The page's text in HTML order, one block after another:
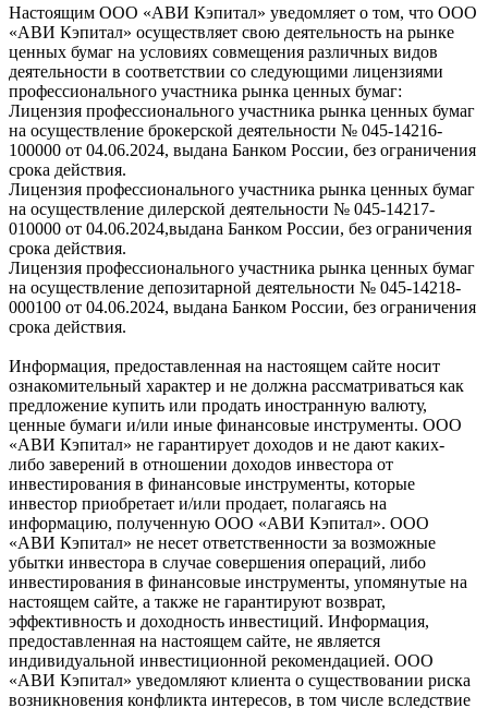
Настоящим ООО «АВИ Кэпитал» уведомляет о том, что ООО
«АВИ Кэпитал» осуществляет свою деятельность на рынке
ценных бумаг на условиях совмещения различных видов
деятельности в соответствии со следующими лицензиями
профессионального участника рынка ценных бумаг:
Лицензия профессионального участника рынка ценных бумаг
на осуществление брокерской деятельности № 045-14216-
100000 от 04.06.2024, выдана Банком России, без ограничения
срока действия.
Лицензия профессионального участника рынка ценных бумаг
на осуществление дилерской деятельности № 045-14217-
010000 от 04.06.2024,выдана Банком России, без ограничения
срока действия.
Лицензия профессионального участника рынка ценных бумаг
на осуществление депозитарной деятельности № 045-14218-
000100 от 04.06.2024, выдана Банком России, без ограничения
срока действия.
Информация, предоставленная на настоящем сайте носит
ознакомительный характер и не должна рассматриваться как
предложение купить или продать иностранную валюту,
ценные бумаги и/или иные финансовые инструменты. ООО
«АВИ Кэпитал» не гарантирует доходов и не дают каких-
либо заверений в отношении доходов инвестора от
инвестирования в финансовые инструменты, которые
инвестор приобретает и/или продает, полагаясь на
информацию, полученную ООО «АВИ Кэпитал». ООО
«АВИ Кэпитал» не несет ответственности за возможные
убытки инвестора в случае совершения операций, либо
инвестирования в финансовые инструменты, упомянутые на
настоящем сайте, а также не гарантируют возврат,
эффективность и доходность инвестиций. Информация,
предоставленная на настоящем сайте, не является
индивидуальной инвестиционной рекомендацией. ООО
«АВИ Кэпитал» уведомляют клиента о существовании риска
возникновения конфликта интересов, в том числе вследствие